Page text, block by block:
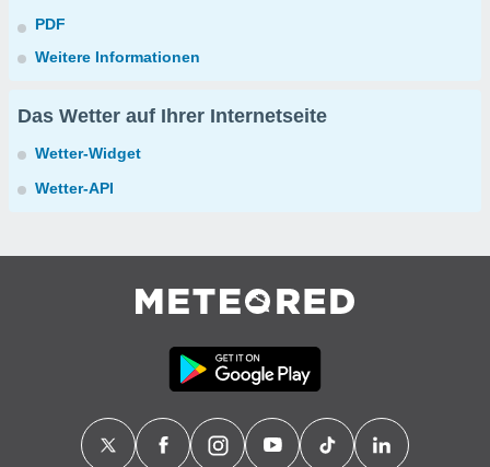
PDF
Weitere Informationen
Das Wetter auf Ihrer Internetseite
Wetter-Widget
Wetter-API